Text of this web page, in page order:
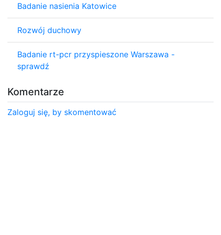
Badanie nasienia Katowice
Rozwój duchowy
Badanie rt-pcr przyspieszone Warszawa -
sprawdź
Komentarze
Zaloguj się, by skomentować